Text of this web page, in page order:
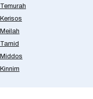
Temurah
Kerisos
Meilah
Tamid
Middos
Kinnim